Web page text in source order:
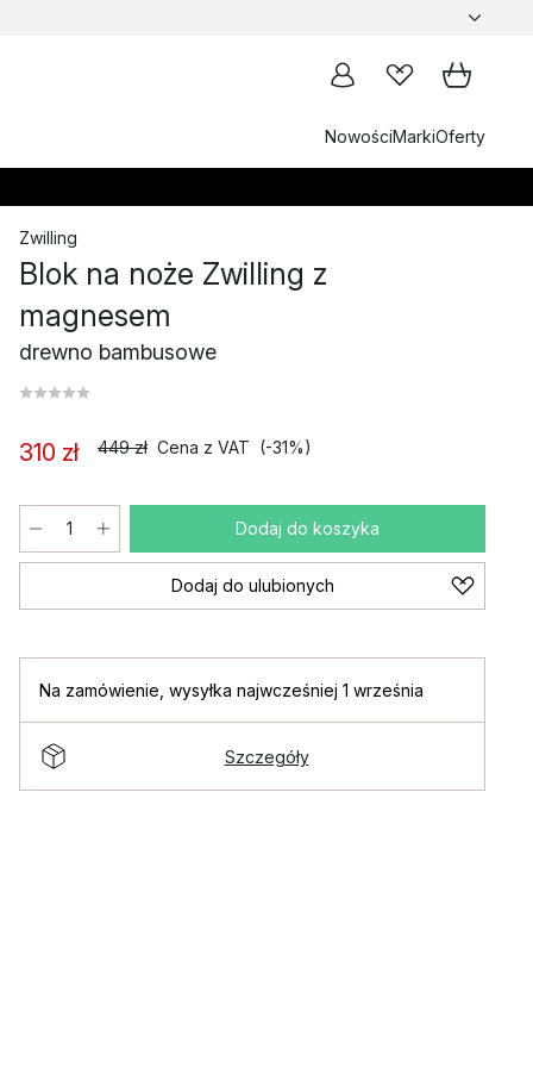
NowościMarkiOferty
Zwilling
Blok na noże Zwilling z
magnesem
drewno bambusowe
310 zł 449 zł Cena z VAT (-31%)
Dodaj do koszyka
Dodaj do ulubionych
Na zamówienie wysyłka najwcześniej 1 września
Szczegóły